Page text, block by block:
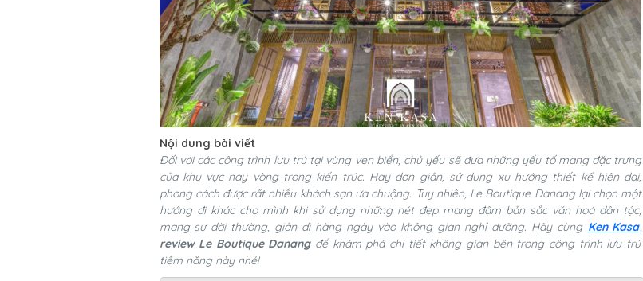
Nội dung bài viết
Đối với các công trình lưu trú tại vùng ven biển, chủ yếu sẽ đưa những yếu tố mang đặc trưng
của khu vực này vòng trong kiến trúc. Hay đơn giản, sử dụng xu hướng thiết kế hiện đại,
phong cách được rất nhiều khách sạn ưa chuộng. Tuy nhiên, Le Boutique Danang lại chọn một
hướng đi khác cho mình khi sử dụng những nét đẹp mang đậm bản sắc văn hoá dân tộc,
mang sự đời thường, giản dị hàng ngày vào không gian nghỉ dưỡng. Hãy cùng Ken Kasa,
review Le Boutique Danangđể khám phá chi tiết không gian bên trong công trình lưu trú
tiềm năng này nhé!